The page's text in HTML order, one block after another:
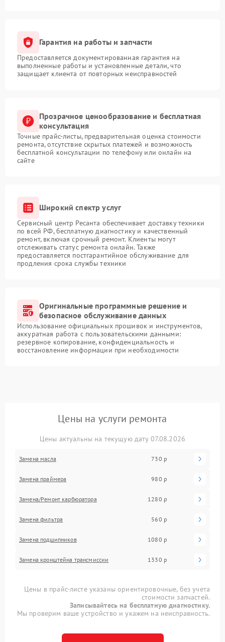
Гарантия на работы и запчасти
Предоставляется документированная гарантия на
выполненные работы и установленные детали, что
защищает клиента от повторных неисправностей
Прозрачное ценообразование и бесплатная
консультация
Точные прайс-листы, предварительная оценка стоимости
ремонта, отсутствие скрытых платежей и возможность
бесплатной консультации по телефону или онлайн на
сайте
Широкий спектр услуг
Сервисный центр Ресанта обеспечивает доставку техники
по всей РФ, бесплатную диагностику и качественный
ремонт, включая срочный ремонт. Клиенты могут
отслеживать статус ремонта онлайн. Также
предоставляется постгарантийное обслуживание для
продления срока службы техники
Оригинальные программные решение и
безопасное обслуживание данных
Использование официальных прошивок и инструментов,
аккуратная работа с пользовательскими данными:
резервное копирование, конфиденциальность и
восстановление информации при необходимости
Цены на услуги ремонта
Цены актуальны на текущую дату 07.08.2026
Замена масла 730 р
Замена праймера 980 р
Замена/Pемонт карбюратора 1280 р
Замена фильтра 560 р
Замена подшипников 1080 р
Замена кронштейна трансмиссии 1330 р
Цены в прайс-листе указаны ориентировочные, без учета
стоимости запчастей.
Записывайтесь на бесплатную диагностику.
Мы проверим ваше устройство и укажем на неисправность.